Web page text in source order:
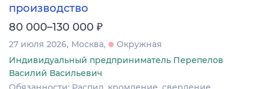
производство
80 000–130 000 ₽
27 июля 2026 Москва
Окружная
Индивидуальный предприниматель Перепелов
Василий Васильевич